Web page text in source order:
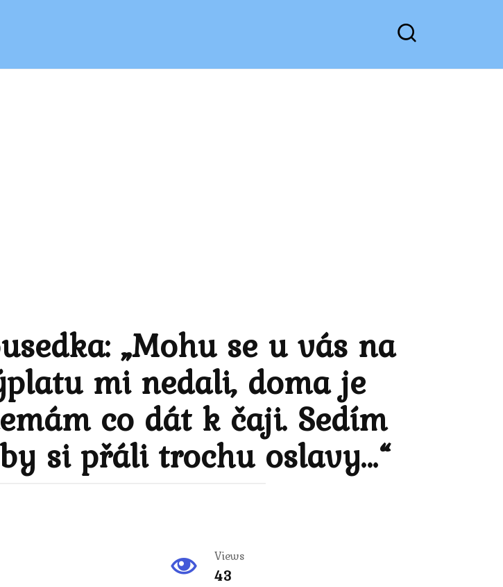
„Mohu se u vás na
mi nedali, doma je
co dát k čaji. Sedím
si přáli trochu oslavy…“
Views
43